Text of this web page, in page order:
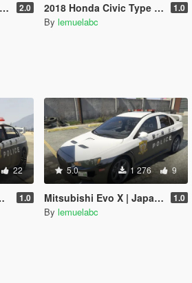
2.0 2018 Honda Civic Type R Japanese police patrol car 警視庁式樣 [ Replace | ELS ] 1.0
By lemuelabc
22
1.0
5.0 1 276 9
Mitsubishi Evo X | Japanese Police Paintjob 警視庁式樣 1.0
By lemuelabc